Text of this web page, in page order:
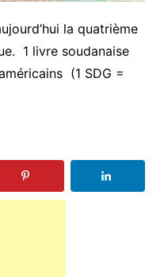
la quatrième
1 livre soudanaise
(1 SDG =